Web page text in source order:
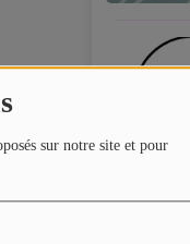
sur notre site et pour